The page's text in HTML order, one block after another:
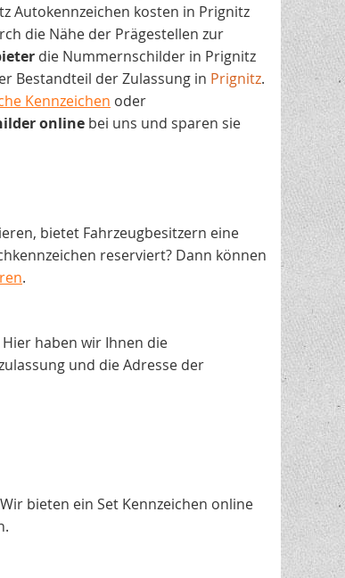
Autokennzeichen kosten in Prignitz
die Nähe der Prägestellen zur
die Nummernschilder in Prignitz
Bestandteil der Zulassung in Prignitz.
Kennzeichen oder
online bei uns und sparen sie
bietet Fahrzeugbesitzern eine
reserviert? Dann können
.
Hier haben wir Ihnen die
und die Adresse der
bieten ein Set Kennzeichen online